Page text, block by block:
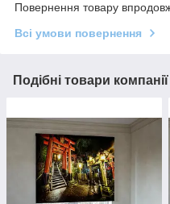
Повернення товару
Всі умови повернення
Подібні товари компанії